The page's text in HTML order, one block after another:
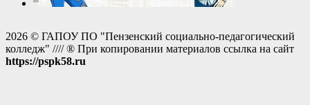
2026 © ГАПОУ ПО "Пензенский социально-педагогический
колледж" //// ® При копировании материалов ссылка на сайт
https://pspk58.ru